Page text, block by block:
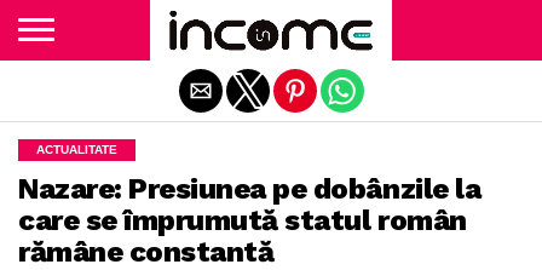
ACTUALITATE
Nazare: Presiunea pe dobânzile la
care se împrumută statul român
rămâne constantă
Exit mobile version